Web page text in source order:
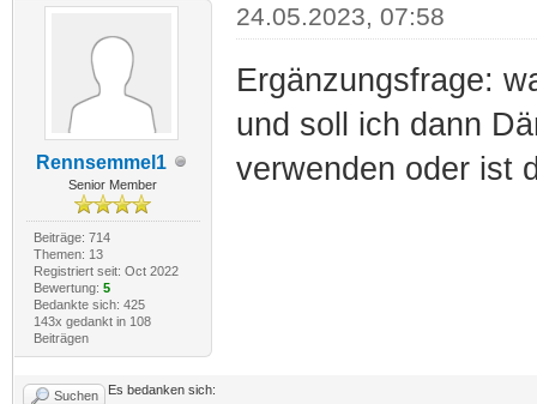
Rennsemmel1
Senior Member
Beiträge: 714
Themen: 13
Registriert seit: Oct 2022
Bewertung: 5
Bedankte sich: 425
143x gedankt in 108
Beiträgen
24.05.2023, 07:58
Ergänzungsfrage:
und soll ich dann
verwenden oder ist
Suchen Es bedanken sich: